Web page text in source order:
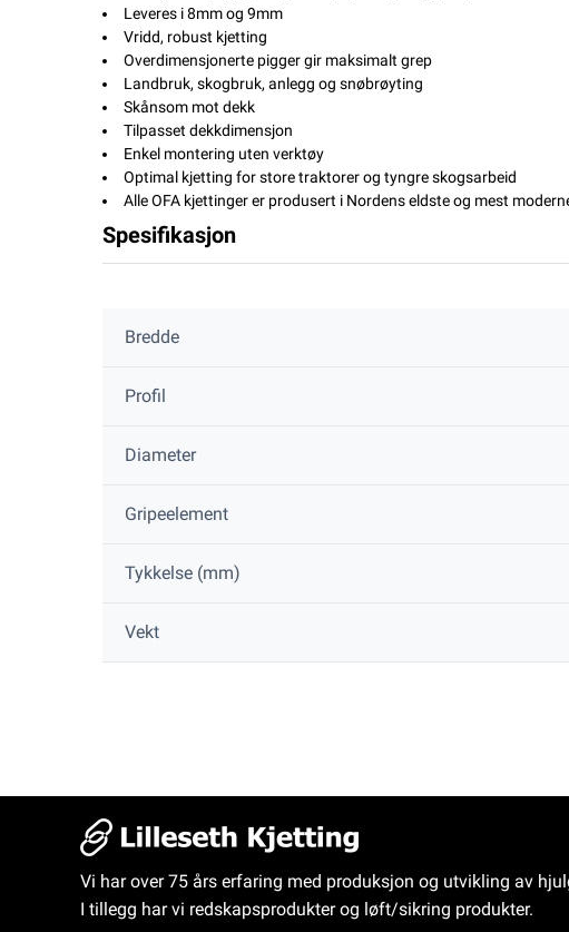
Leveres i 8mm og 9mm
Vridd, robust kjetting
Overdimensjonerte pigger gir maksimalt grep
Landbruk, skogbruk, anlegg og snøbrøyting
Skånsom mot dekk
Tilpasset dekkdimensjon
Enkel montering uten verktøy
Optimal kjetting for store traktorer og tyngre skogsarbeid
Alle OFA kjettinger er produsert i Nordens eldste og mest
Spesifikasjon
Bredde
Profil
Diameter
Gripeelement
Tykkelse (mm)
Vekt
Vi har over 75 års erfaring med produksjon og utvikling av
I tillegg har vi redskapsprodukter og løft/sikring produkter.